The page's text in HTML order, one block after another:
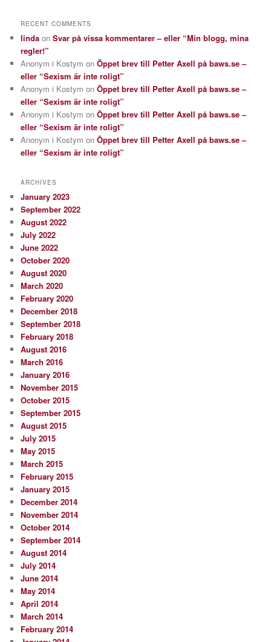
RECENT COMMENTS
linda onSvar på vissa kommentarer – eller “Min blogg, mina
regler!”
Anonym i Kostym onÖppet brev till Petter Axell på baws.se –
eller “Sexism är inte roligt”
Anonym i Kostym onÖppet brev till Petter Axell på baws.se –
eller “Sexism är inte roligt”
Anonym i Kostym onÖppet brev till Petter Axell på baws.se –
eller “Sexism är inte roligt”
Anonym i Kostym onÖppet brev till Petter Axell på baws.se –
eller “Sexism är inte roligt”
ARCHIVES
January 2023
September 2022
August 2022
July 2022
June 2022
October 2020
August 2020
March 2020
February 2020
December 2018
September 2018
February 2018
August 2016
March 2016
January 2016
November 2015
October 2015
September 2015
August 2015
July 2015
May 2015
March 2015
February 2015
January 2015
December 2014
November 2014
October 2014
September 2014
August 2014
July 2014
June 2014
May 2014
April 2014
March 2014
February 2014